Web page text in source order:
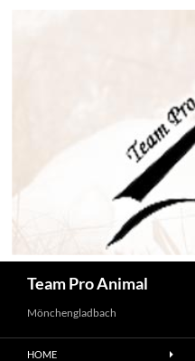
Team Pro Animal
Mönchengladbach
HOME